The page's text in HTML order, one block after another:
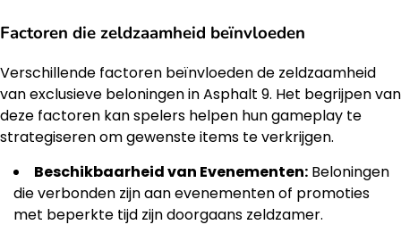
Factoren die zeldzaamheid beïnvloeden
Verschillende factoren beïnvloeden de zeldzaamheid
van exclusieve beloningen in Asphalt 9. Het begrijpen van
deze factoren kan spelers helpen hun gameplay te
strategiseren om gewenste items te verkrijgen.
Beschikbaarheid van Evenementen: Beloningen
die verbonden zijn aan evenementen of promoties
met beperkte tijd zijn doorgaans zeldzamer.